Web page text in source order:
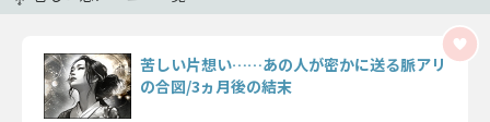
苦しい片想い……あの人が密かに送る脈アリ
の合図/3ヵ月後の結末